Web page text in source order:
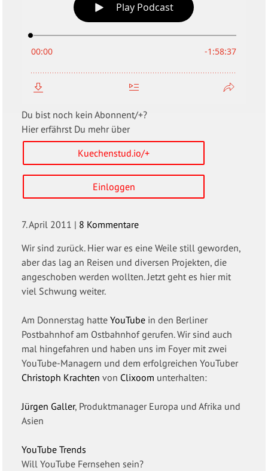
Du bist noch kein Abonnent/+?
Hier erfährst Du mehr über
Kuechenstud.io/+
Einloggen
7. April 2011 | 8 Kommentare
Wir sind zurück. Hier war es eine Weile still geworden,
aber das lag an Reisen und diversen Projekten, die
angeschoben werden wollten. Jetzt geht es hier mit
viel Schwung weiter.
Am Donnerstag hatteYouTube in den Berliner
Postbahnhof am Ostbahnhof gerufen. Wir sind auch
mal hingefahren und haben uns im Foyer mit zwei
YouTube-Managern und dem erfolgreichen YouTuber
Christoph Krachten von Clixoom unterhalten:
Jürgen Galler, Produktmanager Europa und Afrika und
Asien
YouTube Trends
Will YouTube Fernsehen sein?